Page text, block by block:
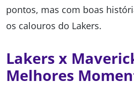
pontos, mas com boas
os calouros do Lakers.
Lakers x
Melhores